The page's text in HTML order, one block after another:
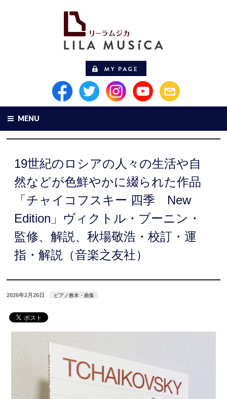
MENU
19世紀のロシアの人々の生活や自
然などが色鮮やかに綴られた作品
「チャイコフスキー 四季 New
Edition」ヴィクトル・ブーニン・
監修、解説、秋場敬浩・校訂・運
指・解説（音楽之友社）
2026年2月26日 ピアノ教本・曲集